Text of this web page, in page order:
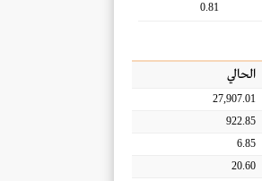
0.81
الحالي
27,907.01
922.85
6.85
20.60